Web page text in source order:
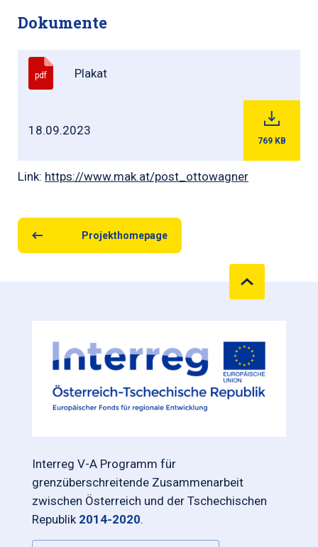
Dokumente
pdf Plakat
18.09.2023
769 KB
Link: https://www.mak.at/post_ottowagner
Projekthomepage
Interreg V-A Programm für
grenzüberschreitende Zusammenarbeit
zwischen Österreich und der Tschechischen
Republik 2014-2020.